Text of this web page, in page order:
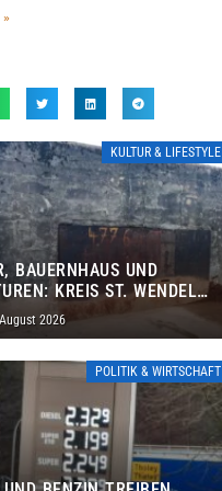
»
KULTUR & LIFESTYLE
BAUERNHAUS UND
KREIS ST. WENDEL
TAG DES OFFENEN
EIN
2026
POLITIK & WIRTSCHAFT